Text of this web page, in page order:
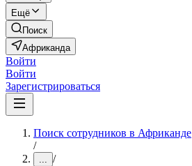
Ещё
Поиск
Африканда
Войти
Войти
Зарегистрироваться
Поиск сотрудников в Африканде
/
... /